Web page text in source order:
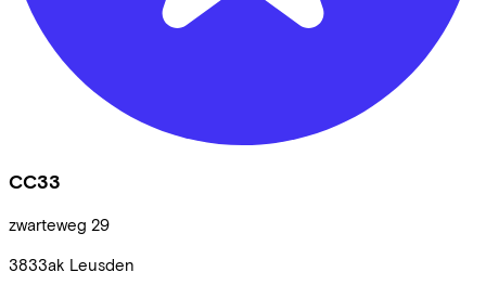
CC33
zwarteweg 29
3833ak Leusden